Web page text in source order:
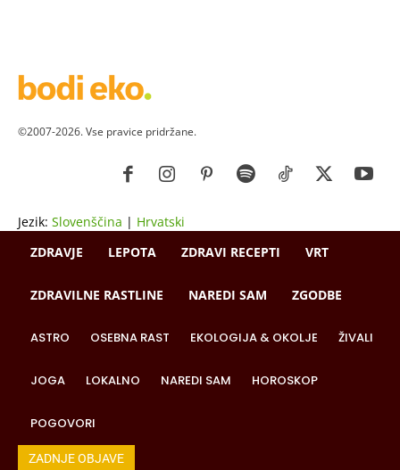
©2007-2026. Vse pravice pridržane.
Jezik: Slovenščina | Hrvatski
ZDRAVJE
LEPOTA ZDRAVI RECEPTI VRT
ZDRAVILNE RASTLINE NAREDI SAM ZGODBE
ASTRO OSEBNA RAST EKOLOGIJA & OKOLJE ŽIVALI
JOGA LOKALNO NAREDI SAM HOROSKOP
POGOVORI
ZADNJE OBJAVE